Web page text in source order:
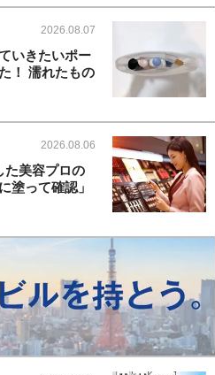
2026.08.07
いきたいポー
！ 濡れたもの
2026.08.06
た美容プロの
塗って確認」